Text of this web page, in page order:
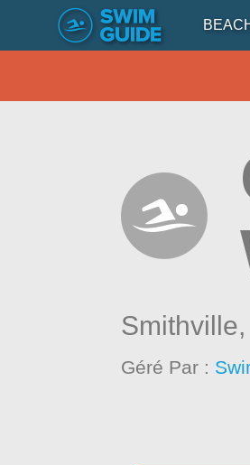
Smithville,
Géré Par :